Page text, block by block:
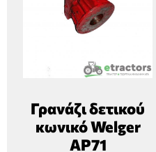
Γρανάζι δετικού
κωνικό Welger
AP71